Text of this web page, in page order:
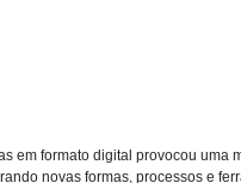
em formato digital provocou uma
novas formas, processos e